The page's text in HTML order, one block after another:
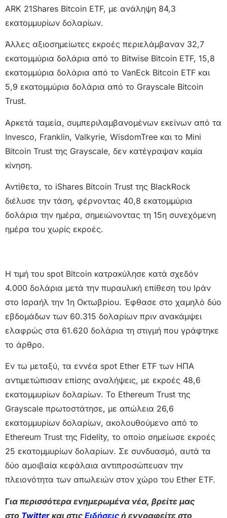
ARK 21Shares Bitcoin ETF, με ανάληψη 84,3
εκατομμυρίων δολαρίων.
Άλλες αξιοσημείωτες εκροές περιελάμβαναν 32,7
εκατομμύρια δολάρια από το Bitwise Bitcoin ETF, 15,8
εκατομμύρια δολάρια από το VanEck Bitcoin ETF και
5,9 εκατομμύρια δολάρια από το Grayscale Bitcoin
Trust.
Αρκετά ταμεία, συμπεριλαμβανομένων εκείνων από τα
Invesco, Franklin, Valkyrie, WisdomTree και το Mini
Bitcoin Trust της Grayscale, δεν κατέγραψαν καμία
κίνηση.
Αντίθετα, το iShares Bitcoin Trust της BlackRock
διέλυσε την τάση, φέρνοντας 40,8 εκατομμύρια
δολάρια την ημέρα, σημειώνοντας τη 15η συνεχόμενη
ημέρα του χωρίς εκροές.
Η τιμή του spot Bitcoin κατρακύλησε κατά σχεδόν
4.000 δολάρια μετά την πυραυλική επίθεση του Ιράν
στο Ισραήλ την 1η Οκτωβρίου. Έφθασε στο χαμηλό δύο
εβδομάδων των 60.315 δολαρίων πριν ανακάμψει
ελαφρώς στα 61.620 δολάρια τη στιγμή που γράφτηκε
το άρθρο.
Εν τω μεταξύ, τα εννέα spot Ether ETF των ΗΠΑ
αντιμετώπισαν επίσης αναλήψεις, με εκροές 48,6
εκατομμυρίων δολαρίων. Το Ethereum Trust της
Grayscale πρωτοστάτησε, με απώλεια 26,6
εκατομμυρίων δολαρίων, ακολουθούμενο από το
Ethereum Trust της Fidelity, το οποίο σημείωσε εκροές
25 εκατομμυρίων δολαρίων. Σε συνδυασμό, αυτά τα
δύο αμοιβαία κεφάλαια αντιπροσώπευαν την
πλειονότητα των απωλειών στον χώρο του Ether ETF.
Για περισσότερα ενημερωμένα νέα, βρείτε μας
στο Twitter και στις Ειδήσεις ή εγγραφείτε στο